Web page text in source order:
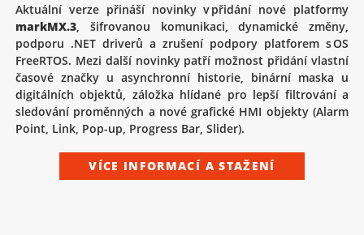
Aktuální verze přináší novinky v přidání nové platformy
markMX.3 , šifrovanou komunikaci, dynamické změny,
podporu .NET driverů a zrušení podpory platforem s OS
FreeRTOS. Mezi další novinky patří možnost přidání vlastní
časové značky u asynchronní historie, binární maska u
digitálních objektů, záložka hlídané pro lepší filtrování a
sledování proměnných a nové grafické HMI objekty (Alarm
Point, Link, Pop-up, Progress Bar, Slider).
VÍCE INFORMACÍ A STAŽENÍ